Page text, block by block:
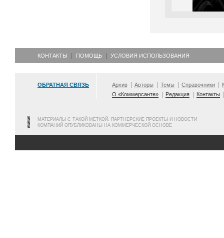
КОНТАКТЫ ПОМОЩЬ УСЛОВИЯ ИСПОЛЬЗОВАНИЯ
ОБРАТНАЯ СВЯЗЬ Архив Авторы Темы Справочники
О «Коммерсанте»
Редакция Контакты
МАТЕРИАЛЫ С ТАКОЙ МЕТКОЙ, ПАРТНЕРСКИЕ ПРОЕКТЫ И НОВОСТИ
КОМПАНИЙ ОПУБЛИКОВАНЫ НА КОММЕРЧЕСКОЙ ОСНОВЕ